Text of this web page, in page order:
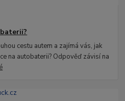
cestu autem a zajímá vás, jak
na autobaterii? Odpověď závisí na